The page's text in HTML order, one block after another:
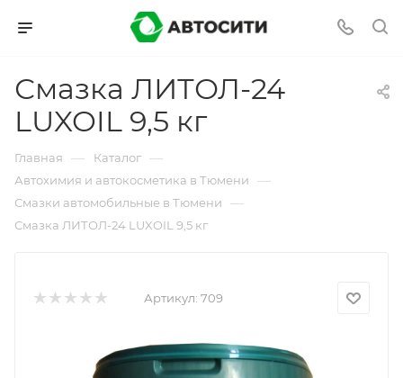
Смазка ЛИТОЛ-24
LUXOIL 9,5 кг
Главная — Каталог —
Автохимия и автокосметика в Тюмени —
Смазки автомобильные в Тюмени —
Смазка ЛИТОЛ-24 LUXOIL 9,5 кг
Артикул: 709